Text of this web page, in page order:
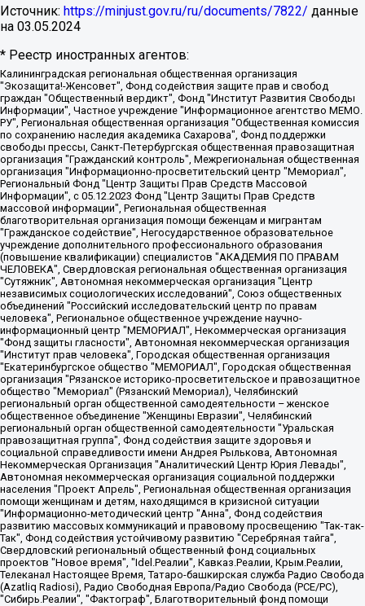
Источник: https://minjust.gov.ru/ru/documents/7822/ данные
на 03.05.2024
* Реестр иностранных агентов:
Калининградская региональная общественная организация "Экозащита!-Женсовет", Фонд содействия защите прав и свобод граждан "Общественный вердикт", Фонд "Институт Развития Свободы Информации", Частное учреждение "Информационное агентство МЕМО. РУ", Региональная общественная организация "Общественная комиссия по сохранению наследия академика Сахарова", Фонд поддержки свободы прессы, Санкт-Петербургская общественная правозащитная организация "Гражданский контроль", Межрегиональная общественная организация "Информационно-просветительский центр "Мемориал", Региональный Фонд "Центр Защиты Прав Средств Массовой Информации", с 05.12.2023 Фонд "Центр Защиты Прав Средств массовой информации", Региональная общественная благотворительная организация помощи беженцам и мигрантам "Гражданское содействие", Негосударственное образовательное учреждение дополнительного профессионального образования (повышение квалификации) специалистов "АКАДЕМИЯ ПО ПРАВАМ ЧЕЛОВЕКА", Свердловская региональная общественная организация "Сутяжник", Автономная некоммерческая организация "Центр независимых социологических исследований", Союз общественных объединений "Российский исследовательский центр по правам человека", Региональное общественное учреждение научно-информационный центр "МЕМОРИАЛ", Некоммерческая организация "Фонд защиты гласности", Автономная некоммерческая организация "Институт прав человека", Городская общественная организация "Екатеринбургское общество "МЕМОРИАЛ", Городская общественная организация "Рязанское историко-просветительское и правозащитное общество "Мемориал" (Рязанский Мемориал), Челябинский региональный орган общественной самодеятельности – женское общественное объединение "Женщины Евразии", Челябинский региональный орган общественной самодеятельности "Уральская правозащитная группа", Фонд содействия защите здоровья и социальной справедливости имени Андрея Рылькова, Автономная Некоммерческая Организация "Аналитический Центр Юрия Левады", Автономная некоммерческая организация социальной поддержки населения "Проект Апрель", Региональная общественная организация помощи женщинам и детям, находящимся в кризисной ситуации "Информационно-методический центр "Анна", Фонд содействия развитию массовых коммуникаций и правовому просвещению "Так-так-Так", Фонд содействия устойчивому развитию "Серебряная тайга", Свердловский региональный общественный фонд социальных проектов "Новое время", "Idel.Реалии", Кавказ.Реалии, Крым.Реалии, Телеканал Настоящее Время, Татаро-башкирская служба Радио Свобода (Azatliq Radiosi), Радио Свободная Европа/Радио Свобода (PCE/PC), "Сибирь.Реалии", "Фактограф", Благотворительный фонд помощи осужденным и их семьям, Автономная некоммерческая организация "Институт глобализации и социальных движений", Фонд "В защиту прав заключенных", Частное учреждение "Центр поддержки и содействия развитию средств массовой информации", Пензенский региональный общественный благотворительный фонд "Гражданский союз", "Север.Реалии", Некоммерческая организация Фонд "Правовая инициатива", Общество с ограниченной ответственностью "Радио Свободная Европа/Радио Свобода", Чешское информационное агентство "MEDIUM-ORIENT", Красноярская региональная общественная организация "Мы против СПИДа", Камалягин Денис Николаевич, Маркелов Сергей Евгеньевич, Пономарев Лев Александрович, Савицкая Людмила Алексеевна, Автономная некоммерческая организация "Центр по работе с проблемой насилия "НАСИЛИЮ.НЕТ", Межрегиональный профессиональный союз работников здравоохранения "Альянс врачей", Юридическое лицо, зарегистрированное в Латвийской Республике, SIA "Medusa Project" (регистрационный номер 40103797863, дата регистрации 10.06.2014), Некоммерческая организация "Фонд по борьбе с коррупцией", Автономная некоммерческая организация "Институт права и публичной политики", Баданин Роман Сергеевич, Гликин Максим Александрович, Железнова Мария Михайловна, Лукьянова Юлия Сергеевна, Маетная Елизавета Витальевна, Маняхин Петр Борисович, Чуракова Ольга Владимировна, Ярош Юлия Петровна, Юридическое лицо "The Insider SIA", зарегистрированное в Риге, Латвийская Республика (дата регистрации 26.06.2015), являющееся администратором доменного имени интернет-издания "The Insider SIA", https://theins.ru, Постернак Алексей Евгеньевич, Рубин Михаил Аркадьевич, Анин Роман Александрович, Юридическое лицо Istories fonds, зарегистрированное в Латвийской Республике (регистрационный номер 50008295751, дата регистрации 24.02.2020), Великовский Дмитрий Александрович, Долинина Ирина Николаевна, Мароховская Алеся Алексеевна, Шлейнов Роман Юрьевич, Шмагун Олеся Валентиновна, Общество с ограниченной ответственностью "Альтаир 2021", Общество с ограниченной ответственностью "Вега 2021", Общество с ограниченной ответственностью "Главный редактор 2021", Общество с ограниченной ответственностью "Ромашки монолит", Важенков Артем Валерьевич, Ивановская областная общественная организация "Центр гендерных исследований", Гурман Юрий Альбертович, Медиапроект "ОВД-Инфо", Егоров Владимир Владимирович, Жилинский Владимир Александрович, Общество с ограниченной ответственностью "ЗП", Иванова София Юрьевна, Карезина Инна Павловна, Кильтау Екатерина Викторовна, Петров Алексей Викторович, Пискунов Сергей Евгеньевич, Смирнов Сергей Сергеевич, Тихонов Михаил Сергеевич, Общество с ограниченной ответственностью "ЖУРНАЛИСТ-ИНОСТРАННЫЙ АГЕНТ", Арапова Галина Юрьевна, Вольтская Татьяна Анатольевна, Американская компания "Mason G.E.S. Anonymous Foundation" (США), являющаяся владельцем интернет-издания https://mnews.world/, Компания "Stichting Bellingcat", зарегистрированная в Нидерландах (дата регистрации 11.07.2018), Захаров Андрей Вячеславович, Клепиковская Екатерина Дмитриевна, Общество с ограниченной ответственностью "МЕМО", Перл Роман Александрович, Симонов Евгений Алексеевич, Соловьева Елена Анатольевна, Сотников Даниил Владимирович, Сурначева Елизавета Дмитриевна, Автономная некоммерческая организация по защите прав человека и информированию населения "Якутия – Наше Мнение", Общество с ограниченной ответственностью "Москоу диджитал медиа", с 26.01.2023 Общество с ограниченной ответственностью "Чайка Белые сады", Ветошкина Валерия Валерьевна, Заговора Максим Александрович, Межрегиональное общественное движение "Российская ЛГБТ - сеть", Оленичев Максим Владимирович, Павлов Иван Юрьевич, Скворцова Елена Сергеевна, Общество с ограниченной ответственностью "Как бы инагент", Кочетков Игорь Викторович, Общество с ограниченной ответственностью "Честные выборы", Еланчик Олег Александрович, Общество с ограниченной ответственностью "Нобелевский призыв", Гималова Регина Эмилевна, Григорьев Андрей Валерьевич, Григорьева Алина Александровна, Ассоциация по содействию защите прав призывников, альтернативнослужащих и военнослужащих "Правозащитная группа "Гражданин.Армия.Право", Хисамова Регина Фаритовна, Автономная некоммерческая организация по реализации социально-правовых программ "Лилит", Дальневосточное общественное движение "Маяк", Санкт-Петербургская ЛГБТ-инициативная группа "Выход", Инициативная группа ЛГБТ+ "Реверс", Алексеев Андрей Викторович, Бекбулатова Таисия Львовна, Беляев Иван Михайлович, Владыкина Елена Сергеевна, Гельман Марат Александрович, Никульшина Вероника Юрьевна, Толоконникова Надежда Андреевна, Шендерович Виктор Анатольевич, Общество с ограниченной ответственностью "Данное сообщение", Общество с ограниченной ответственностью Издательский дом "Новая глава", Айнбиндер Александра Александровна, Московский комьюнити-центр для ЛГБТ+инициатив, Благотворительный фонд развития филантропии, Deutsche Welle (Германия, Kurt-Schumacher-Strasse 3, 53113 Bonn), Борзунова Мария Михайловна, Воробьев Виктор Викторович, Голубева Анна Львовна, Константинова Алла Михайловна, Малкова Ирина Владимировна, Мурадов Мурад Абдулгалимович, Осетинская Елизавета Николаевна, Понасенков Евгений Николаевич, Ганапольский Матвей Юрьевич, Киселев Евгений Алексеевич, Борухович Ирина Григорьевна, Дремин Иван Тимофеевич, Дубровский Дмитрий Викторович, Красноярская региональная общественная организация поддержки и развития альтернативных образовательных технологий и межкультурных коммуникаций "ИНТЕРРА", Маяковская Екатерина Алексеевна, Фейгин Марк Захарович, Филимонов Андрей Викторович, Дзугкоева Регина Николаевна, Доброхотов Роман Александрович, Дудь Юрий Александрович, Елкин Сергей Владимирович, Кругликов Кирилл Игоревич, Сабунаева Мария Леонидовна, Семенов Алексей Владимирович, Шаинян Карен Багратович, Шульман Екатерина Михайловна, Асафьев Артур Валерьевич, Вахштайн Виктор Семенович, Венедиктов Алексей Алексеевич, Лушникова Екатерина Евгеньевна, Волков Леонид Михайлович, Невзоров Александр Глебович, Пархоменко Сергей Борисович, Сироткин Ярослав Николаевич, Кара-Мурза Владимир Владимирович, Баранова Наталья Владимировна, Гозман Леонид Яковлевич, Кагарлицкий Борис Юльевич, Климарев Михаил Валерьевич, Милов Владимир Станиславович, Автономная некоммерческая организация Краснодарский центр современного искусства "Типография", Моргенштерн Алишер Тагирович, Соболь Любовь Эдуардовна, Общество с ограниченной ответственностью "ЛИЗА НОРМ", Каспаров Гарри Кимович, Ходорковский Михаил Борисович, Общество с ограниченной ответственностью "Апрельские тезисы", Данилович Ирина Брониславовна, Кашин Олег Владимирович, Петров Николай Владимирович, Пивоваров Алексей Владимирович, Соколов Михаил Владимирович, Цветкова Юлия Владимировна, Чичваркин Евгений Александрович, Комитет против пыток/Команда против пыток, Общество с ограниченной ответственностью "Первый научный", Общество с ограниченной ответственностью "Вертолет и ко", Белоцерковская Вероника Борисовна, Кац Максим Евгеньевич, Лазарева Татьяна Юрьевна, Шаведдинов Руслан Табризович, Яшин Илья Валерьевич, Общество с ограниченной ответственностью "Иноагент ААВ", Алешковский Дмитрий Петрович, Альбац Евгения Марковна, Быков Дмитрий Львович, Галямина Юлия Евгеньевна, Лойко Сергей Леонидович, Мартынов Кирилл Константинович, Медведев Сергей Александрович, Крашенинников Федор Геннадиевич, Гордеева Катерина Вл